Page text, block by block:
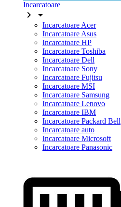
Incarcatoare
 
Incarcatoare Acer
Incarcatoare Asus
Incarcatoare HP
Incarcatoare Toshiba
Incarcatoare Dell
Incarcatoare Sony
Incarcatoare Fujitsu
Incarcatoare MSI
Incarcatoare Samsung
Incarcatoare Lenovo
Incarcatoare IBM
Incarcatoare Packard Bell
Incarcatoare auto
Incarcatoare Microsoft
Incarcatoare Panasonic